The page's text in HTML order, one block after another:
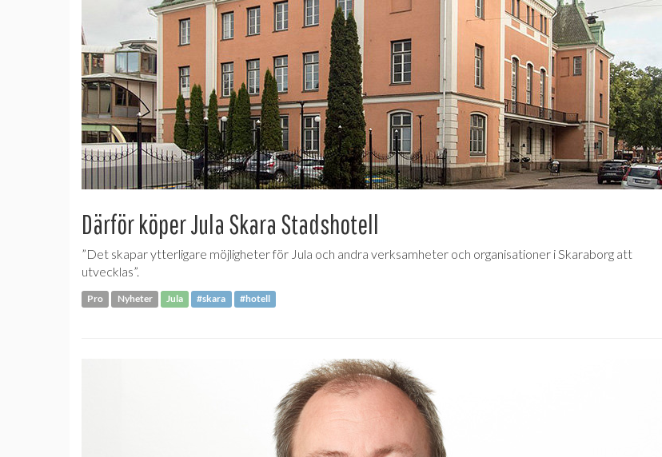
Därför köper Jula Skara Stadshotell
”Det skapar ytterligare möjligheter för Jula och andra verksamheter och organisationer i Skaraborg att
utvecklas”.
Pro Nyheter Jula #skara #hotell